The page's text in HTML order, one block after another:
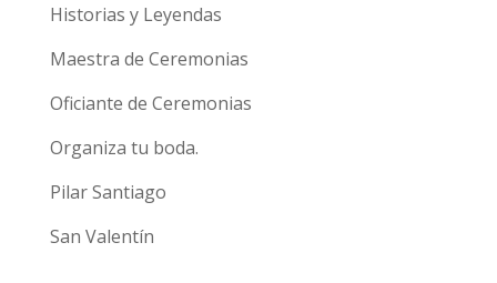
Historias y Leyendas
Maestra de Ceremonias
Oficiante de Ceremonias
Organiza tu boda.
Pilar Santiago
San Valentín